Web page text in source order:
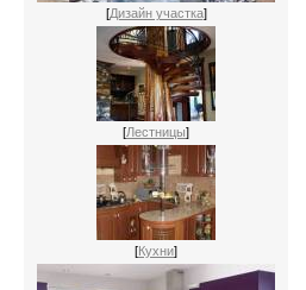
[Дизайн участка]
[Лестницы]
[Кухни]